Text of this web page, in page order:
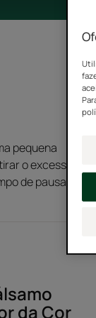
pequena
o excesso
de pausa.
da Cor